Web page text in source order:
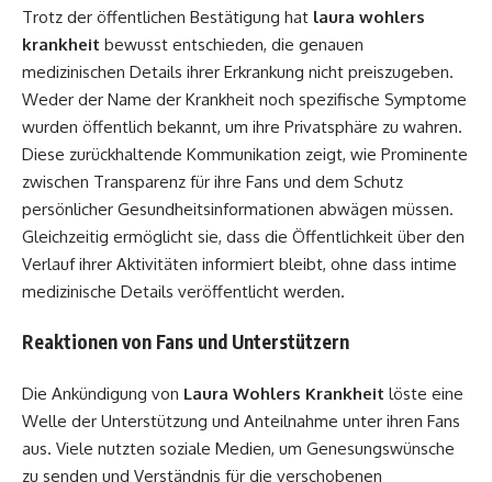
Trotz der öffentlichen Bestätigung hat laura wohlers
krankheit bewusst entschieden, die genauen
medizinischen Details ihrer Erkrankung nicht preiszugeben.
Weder der Name der Krankheit noch spezifische Symptome
wurden öffentlich bekannt, um ihre Privatsphäre zu wahren.
Diese zurückhaltende Kommunikation zeigt, wie Prominente
zwischen Transparenz für ihre Fans und dem Schutz
persönlicher Gesundheitsinformationen abwägen müssen.
Gleichzeitig ermöglicht sie, dass die Öffentlichkeit über den
Verlauf ihrer Aktivitäten informiert bleibt, ohne dass intime
medizinische Details veröffentlicht werden.
Reaktionen von Fans und Unterstützern
Die Ankündigung von Laura Wohlers Krankheit löste eine
Welle der Unterstützung und Anteilnahme unter ihren Fans
aus. Viele nutzten soziale Medien, um Genesungswünsche
zu senden und Verständnis für die verschobenen